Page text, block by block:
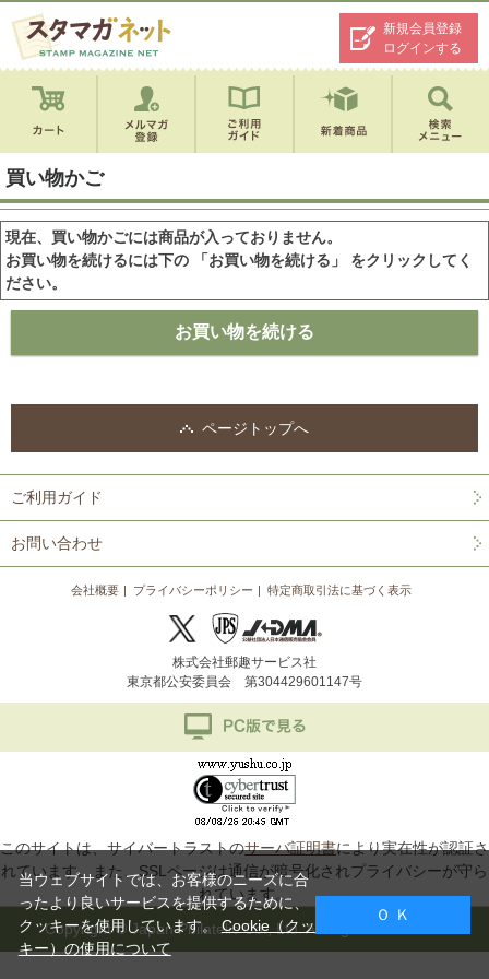
新規会員登録
ログインする
買い物かご
現在、買い物かごには商品が入っておりません。
お買い物を続けるには下の 「お買い物を続ける」 をクリックしてく
ださい。
ページトップへ
ご利用ガイド
お問い合わせ
会社概要 プライバシーポリシー 特定商取引法に基づく表示
株式会社郵趣サービス社
東京都公安委員会 第304429601147号
このサイトは、サイバートラストのサーバ証明書により実在性が認証さ
れています。また、SSLページは通信が暗号化されプライバシーが守ら
れています。
Copyright © Japan Philatelic Co., Ltd. All Rights Reserved.
当ウェブサイトでは、お客様のニーズに合
ったより良いサービスを提供するために、
クッキーを使用しています。Cookie（クッ
キー）の使用について
Ｏ Ｋ